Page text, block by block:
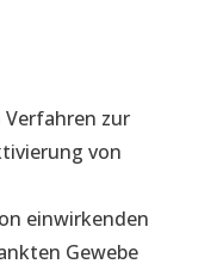
zur
von
einwirkenden
Gewebe